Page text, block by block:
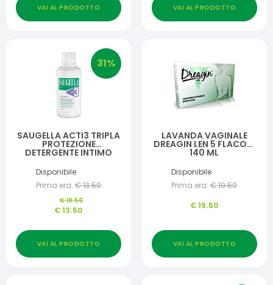
VAI AL PRODOTTO VAI AL PRODOTTO
31%
SAUGELLA ACTI3 TRIPLA
PROTEZIONE
DETERGENTE INTIMO
Disponibile
Prima era: €13.50
€19.50
€13.50
VAI AL PRODOTTO
LAVANDA VAGINALE
DREAGIN LEN 5 FLACONI
140 ML
Disponibile
Prima era: €19.50
€19.50
VAI AL PRODOTTO